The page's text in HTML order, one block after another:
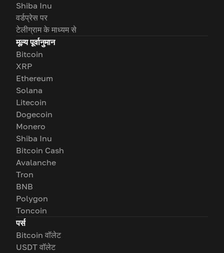
Shiba Inu
वर्डप्रेस पर
टेलीग्राम के माध्यम से
मूल्य पूर्वानुमान
Bitcoin
XRP
Ethereum
Solana
Litecoin
Dogecoin
Monero
Shiba Inu
Bitcoin Cash
Avalanche
Tron
BNB
Polygon
Toncoin
पर्स
Bitcoin वॉलेट
USDT वॉलेट